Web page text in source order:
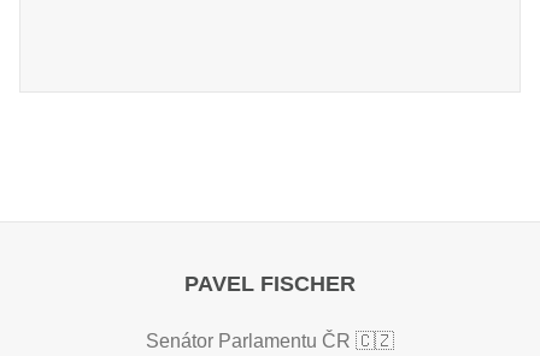
PAVEL FISCHER
Senátor Parlamentu ČR 🇨🇿